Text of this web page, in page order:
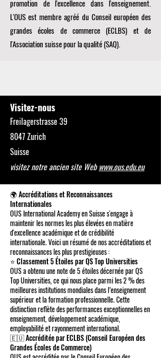
promotion de l'excellence dans l'enseignement.
L'OUS est membre agréé du Conseil européen des
grandes écoles de commerce (ECLBS) et de
l'Association suisse pour la qualité (SAQ).
Visitez-nous
Freilagerstrasse 39
8047 Zurich
Suisse
visitez notre ancien site Webwww.ous.edu.eu
🌍 Accréditations et Reconnaissances
Internationales
OUS International Academy en Suisse s'engage à
maintenir les normes les plus élevées en matière
d'excellence académique et de crédibilité
internationale. Voici un résumé de nos accréditations et
reconnaissances les plus prestigieuses :
⭐ Classement 5 Étoiles par QS Top Universities
OUS a obtenu une note de 5 étoiles décernée par QS
Top Universities, ce qui nous place parmi les 2 % des
meilleures institutions mondiales dans l’enseignement
supérieur et la formation professionnelle. Cette
distinction reflète des performances exceptionnelles en
enseignement, développement académique,
employabilité et rayonnement international.
🇪🇺 Accréditée par ECLBS (Conseil Européen des
Grandes Écoles de Commerce)